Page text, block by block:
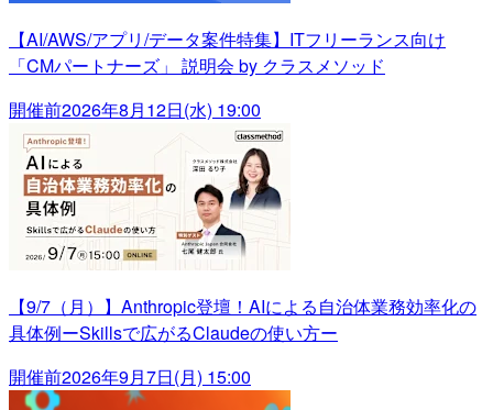
【AI/AWS/アプリ/データ案件特集】ITフリーランス向け
「CMパートナーズ」 説明会 by クラスメソッド
開催前2026年8月12日(水) 19:00
【9/7（月）】Anthropic登壇！AIによる自治体業務効率化の
具体例ーSkillsで広がるClaudeの使い方ー
開催前2026年9月7日(月) 15:00